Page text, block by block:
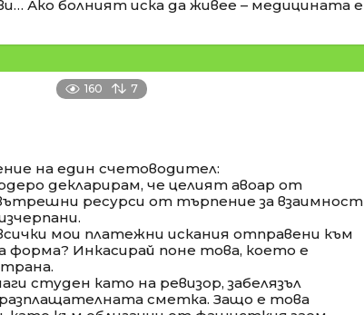
Ако болният иска да живее – медицината е
160 7
на един счетоводител:
декларирам, че целият авоар от
ресурси от търпение за взаимност
мои платежни искания отправени към
форма? Инкасирай поне това, което е
студен като на ревизор, забелязъл
сметка. Защо е това